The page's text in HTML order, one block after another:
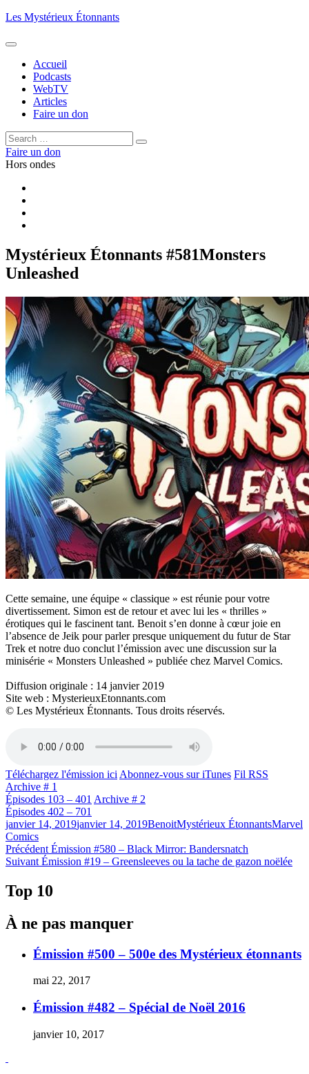
Aller
contenu
Les Mystérieux Étonnants
Accueil
Podcasts
WebTV
Articles
Faire un don
Rechercher :
Rechercher
Faire un don
Hors ondes
Mystérieux Étonnants #581Monsters
Unleashed
Cette semaine, une équipe « classique » est réunie pour votre
divertissement. Simon est de retour et avec lui les « thrilles »
érotiques qui le fascinent tant. Benoit s’en donne à cœur joie en
l’absence de Jeik pour parler presque uniquement du futur de Star
Trek et notre duo conclut l’émission avec une discussion sur la
minisérie « Monsters Unleashed » publiée chez Marvel Comics.
Diffusion originale : 14 janvier 2019
Site web : MysterieuxEtonnants.com
© Les Mystérieux Étonnants. Tous droits réservés.
Téléchargez l'émission ici Abonnez-vous sur iTunes Fil RSS
Archive # 1
Épisodes 103 – 401 Archive # 2
Épisodes 402 – 701
Publié
le
janvier 14, 2019janvier 14, 2019BenoitCatégories
Mystérieux ÉtonnantsMarvel
Comics
Navigation
de
l'article
Précédent Article
précédent :
Émission #580 – Black Mirror: Bandersnatch
Suivant Article
Émission #19 – Greensleeves ou la tache de gazon noëlée
Top 10
À ne pas manquer
Émission #500 – 500e des Mystérieux étonnants
mai 22, 2017
Émission #482 – Spécial de Noël 2016
janvier 10, 2017